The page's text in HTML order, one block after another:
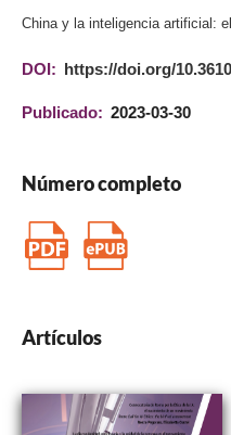
China y la inteligencia artificial:
DOI: https://doi.org/
Publicado: 2023-03-30
Número completo
Artículos